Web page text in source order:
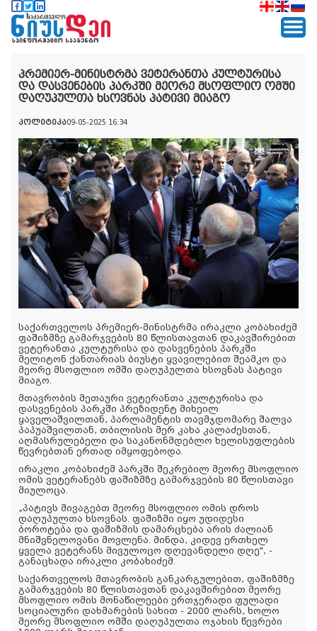
პრემიერ-მინისტრმა ვეტერანთა კულტურისა
და დასვენების პარკში მეორე მსოფლიო ომში
დაღუპულთა ხსოვნას პატივი მიაგო
პოლიტიკა09-05-2025 16:34
საქართველოს პრემიერ-მინისტრმა ირაკლი კობახიძემ
ფაშიზმზე გამარჯვების 80 წლისთავთან დაკავშირებით
ვეტერანთა კულტურისა და დასვენების პარკში
მელიტონ ქანთარიას ბიუსტი ყვავილებით შეამკო და
მეორე მსოფლიო ომში დაღუპულთა ხსოვნას პატივი
მიაგო.
მთავრობის მეთაური ვეტერანთა კულტურისა და
დასვენების პარკში პრეზიდენტ მიხეილ
ყაველაშვილთან, პარლამენტის თავმჯდომარე შალვა
პაპუაშვილთან, თბილისის მერ კახა კალაძესთან,
აღმასრულებელი და საკანონმდებლო ხელისუფლების
წევრებთან ერთად იმყოფებოდა.
ირაკლი კობახიძემ პარკში შეკრებილ მეორე მსოფლიო
ომის ვეტერანებს ფაშიზმზე გამარჯვების 80 წლისთავი
მიულოცა.
„პატივს მივაგებთ მეორე მსოფლიო ომის დროს
დაღუპულთა ხსოვნას. ფაშიზმი იყო უდიდესი
ბოროტება და ფაშიზმის დამარცხება არის ძალიან
მნიშვნელოვანი მოვლენა. მინდა, კიდევ ერთხელ
ყველა ვეტერანს მივულოცო დღევანდელი დღე", -
განაცხადა ირაკლი კობახიძემ.
საქართველოს მთავრობის განკარგულებით, ფაშიზმზე
გამარჯვების 80 წლისთავთან დაკავშირებით მეორე
მსოფლიო ომის მონაწილეები ერთჯერადი ფულადი
სოციალური დახმარების სახით - 2000 ლარს, ხოლო
მეორე მსოფლიო ომში დაღუპულთა ოჯახის წევრები